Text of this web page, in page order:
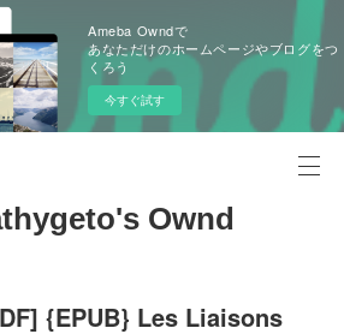
Ameba Owndで
あなただけのホームページやブログをつ
くろう
今すぐ試す
Ownd
{EPUB} Les Liaisons